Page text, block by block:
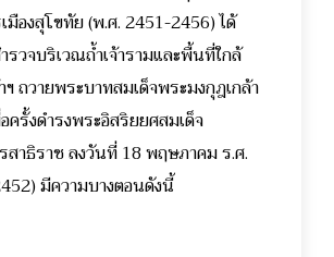
มืองสุโขทัย (พ.ศ. 2451-2456) ได้
วจบริเวณถ้ำเจ้ารามและพื้นที่ใกล้
ฯ ถวายพระบาทสมเด็จพระมงกุฎเกล้า
ครั้งดำรงพระอิสริยยศสมเด็จ
าธิราช ลงวันที่ 18 พฤษภาคม ร.ศ.
มีความบางตอนดังนี้